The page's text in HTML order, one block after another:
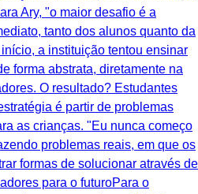
Ary, "o maior desafio é a
tanto dos alunos quanto da
a instituição tentou ensinar
forma abstrata, diretamente na
O resultado? Estudantes
é partir de problemas
as crianças. "Eu nunca começo
problemas reais, em que os
formas de solucionar através de
para o futuroPara o